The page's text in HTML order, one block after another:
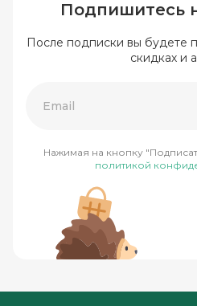
Подпишитесь
После подписки вы будете
скидках и
Нажимая на кнопку
политикой